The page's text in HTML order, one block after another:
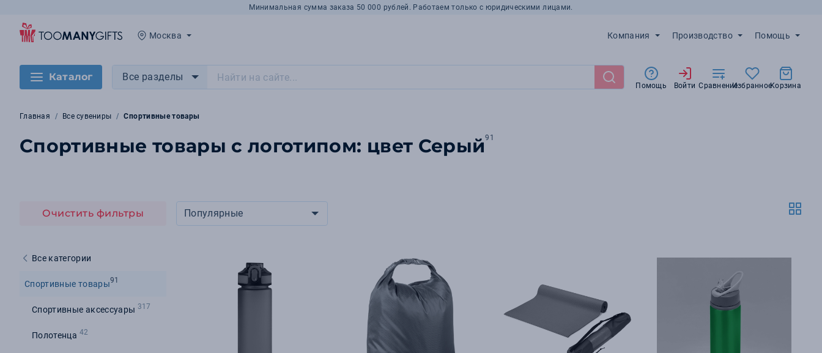
Минимальная сумма заказа 50 000 рублей. Работаем только с юридическими лицами.
Москва Компания Производство Помощь
Каталог Все разделы
Помощь Войти СравнениеИзбранноеКорзина
Главная Все сувениры Спортивные товары
Спортивные товары с логотипом: цвет Серый91
Очистить фильтры
Все категории
Спортивные товары91
Спортивные аксессуары 317
Полотенца 42
Популярные